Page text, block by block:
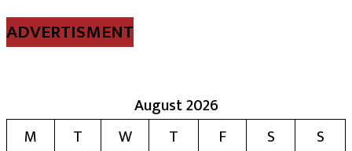
ADVERTISMENT
August 2026
M
T W T F S
S